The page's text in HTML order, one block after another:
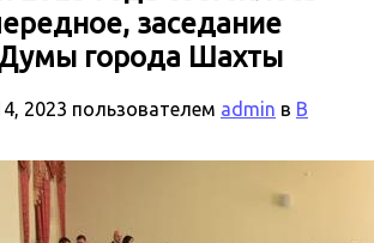
заседание
Думы города Шахты
2023 пользователем admin в В